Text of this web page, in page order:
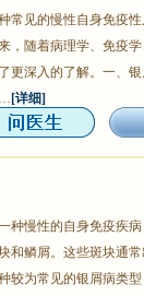
常见的慢性自身免疫
，随着病理学、免疫
更深入的了解。一、
… [详细]
种慢性的自身免疫疾
和鳞屑。这些斑块通
较为常见的银屑病类